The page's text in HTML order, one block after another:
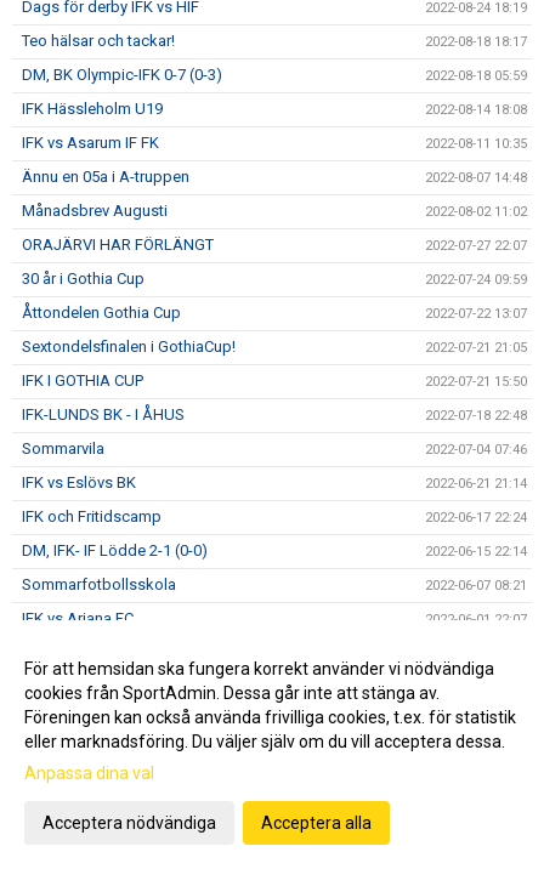
Dags för derby IFK vs HIF 2022-08-24 18:19
Teo hälsar och tackar! 2022-08-18 18:17
DM, BK Olympic-IFK 0-7 (0-3) 2022-08-18 05:59
IFK Hässleholm U19 2022-08-14 18:08
IFK vs Asarum IF FK 2022-08-11 10:35
Ännu en 05a i A-truppen 2022-08-07 14:48
Månadsbrev Augusti 2022-08-02 11:02
ORAJÄRVI HAR FÖRLÄNGT 2022-07-27 22:07
30 år i Gothia Cup 2022-07-24 09:59
Åttondelen Gothia Cup 2022-07-22 13:07
Sextondelsfinalen i GothiaCup! 2022-07-21 21:05
IFK I GOTHIA CUP 2022-07-21 15:50
IFK-LUNDS BK - I ÅHUS 2022-07-18 22:48
Sommarvila 2022-07-04 07:46
IFK vs Eslövs BK 2022-06-21 21:14
IFK och Fritidscamp 2022-06-17 22:24
DM, IFK- IF Lödde 2-1 (0-0) 2022-06-15 22:14
Sommarfotbollsskola 2022-06-07 08:21
IFK vs Ariana FC 2022-06-01 22:07
Föreläsning om machokultur 2022-05-21 12:30
5 GULSVARTA MÅL I GRÖN TRÖJA 2022-05-17 15:01
IFK vs Nosaby IF
Månadsbrev Maj
DERBY PÅ FREDAG - VI SES PÅ ZUPERBOWL
För att hemsidan ska fungera korrekt använder vi nödvändiga
cookies från SportAdmin. Dessa går inte att stänga av.
Föreningen kan också använda frivilliga cookies, t.ex. för statistik
eller marknadsföring. Du väljer själv om du vill acceptera dessa.
Anpassa dina val
Acceptera nödvändiga Acceptera alla